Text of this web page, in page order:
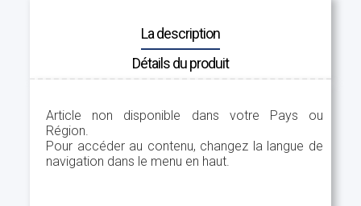
La description
Détails du produit
Article non disponible dans votre Pays ou
Région.
Pour accéder au contenu, changez la langue de
navigation dans le menu en haut.